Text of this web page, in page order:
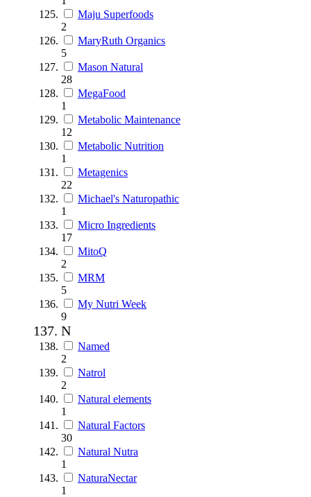
Maju Superfoods
2
MaryRuth Organics
5
Mason Natural
28
MegaFood
1
Metabolic Maintenance
12
Metabolic Nutrition
1
Metagenics
22
Michael's Naturopathic
1
Micro Ingredients
17
MitoQ
2
MRM
5
My Nutri Week
9
N
Named
2
Natrol
2
Natural elements
1
Natural Factors
30
Natural Nutra
1
NaturaNectar
1